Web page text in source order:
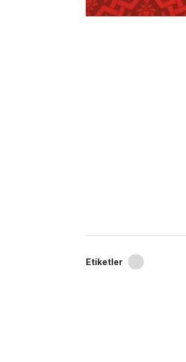
Etiketler